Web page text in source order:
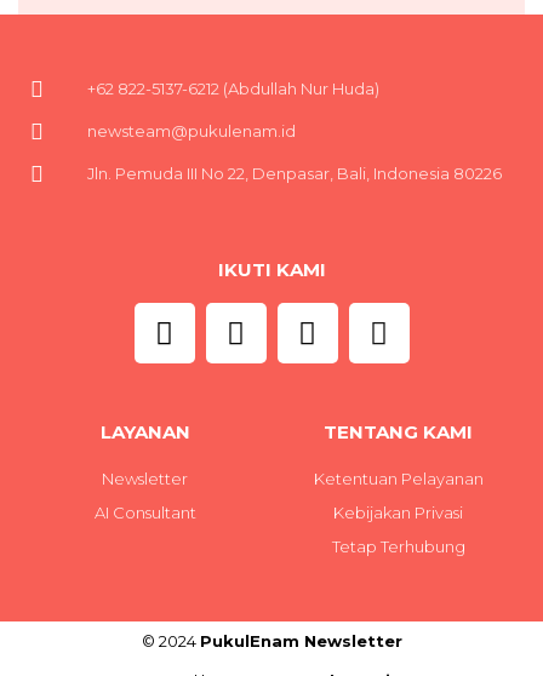
+62 822-5137-6212 (Abdullah Nur Huda)
newsteam@pukulenam.id
Jln. Pemuda III No 22, Denpasar, Bali, Indonesia 80226
IKUTI KAMI
LAYANAN
Newsletter
AI Consultant
TENTANG KAMI
Ketentuan Pelayanan
Kebijakan Privasi
Tetap Terhubung
© 2024 PukulEnam Newsletter